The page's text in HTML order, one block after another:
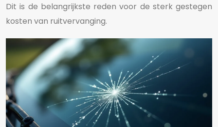
Dit is de belangrijkste reden voor de sterk gestegen
kosten van ruitvervanging.